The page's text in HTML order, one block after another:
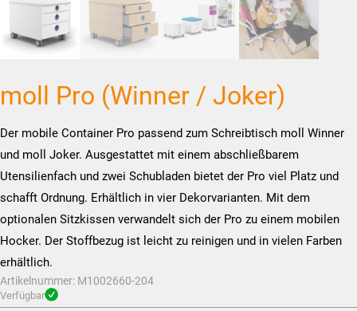
moll Pro (Winner / Joker)
Der mobile Container Pro passend zum Schreibtisch moll Winner
und moll Joker. Ausgestattet mit einem abschließbarem
Utensilienfach und zwei Schubladen bietet der Pro viel Platz und
schafft Ordnung. Erhältlich in vier Dekorvarianten. Mit dem
optionalen Sitzkissen verwandelt sich der Pro zu einem mobilen
Hocker. Der Stoffbezug ist leicht zu reinigen und in vielen Farben
erhältlich.
Artikelnummer: M1002660-204
Verfügbar